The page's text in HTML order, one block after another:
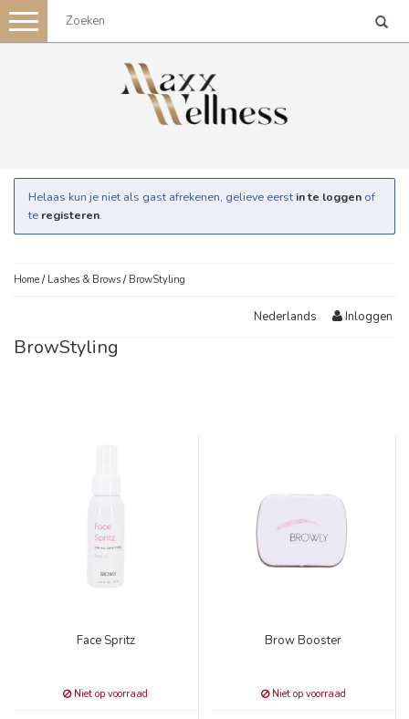
Toggle
navigation
Helaas kun je niet als gast afrekenen, gelieve eerst in te loggen of
te registeren.
Home / Lashes & Brows / BrowStyling
Nederlands Inloggen
BrowStyling
Face Spritz
Niet op voorraad
Brow Booster
Niet op voorraad